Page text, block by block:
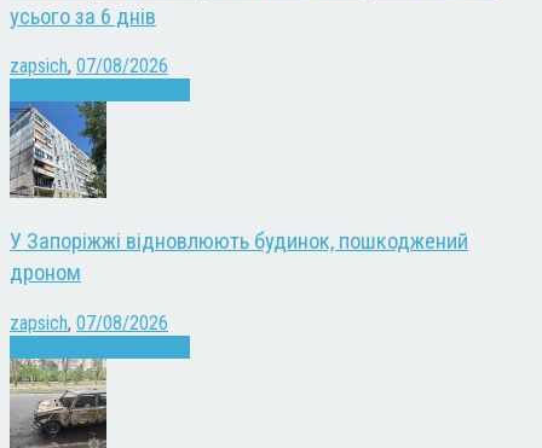
усього за 6 днів
zapsich, 07/08/2026
У Запоріжжі відновлюють будинок, пошкоджений
дроном
zapsich, 07/08/2026